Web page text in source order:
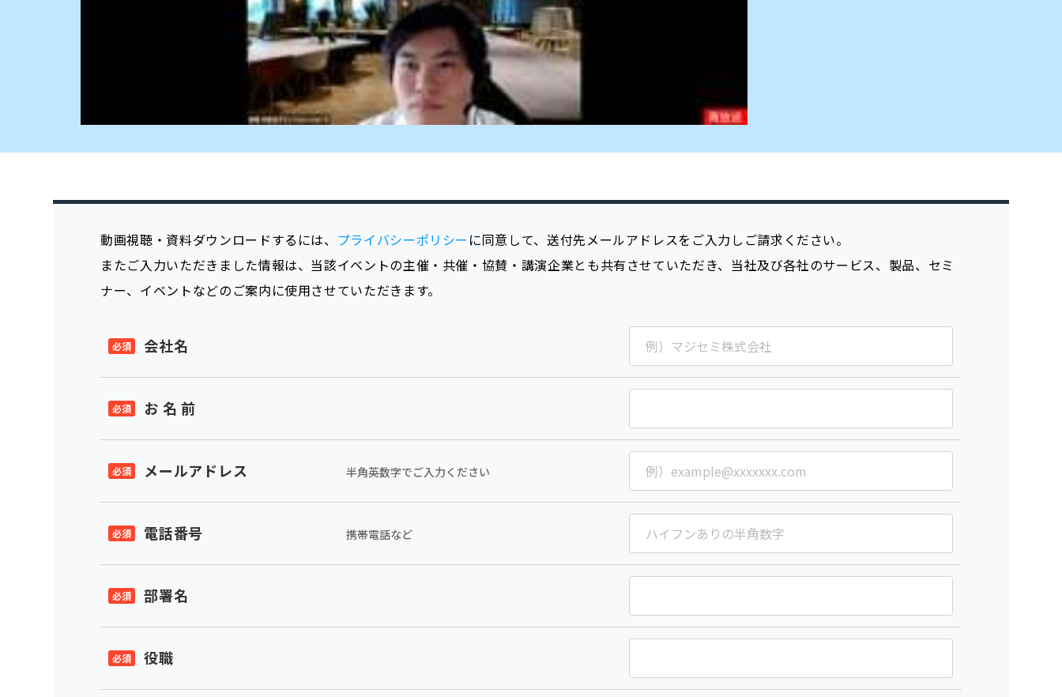
動画視聴・資料ダウンロードするには、 プライバシーポリシー に同意して、送付先メールアドレスをご入力しご請求ください。
またご入力いただきました情報は、当該イベントの主催・共催・協賛・講演企業とも共有させていただき、当社及び各社のサービス、製品、セミ
ナー、イベントなどのご案内に使用させていただきます。
会社名
お 名 前
メールアドレス 半角英数字でご入力ください
電話番号 携帯電話など
部署名
役職